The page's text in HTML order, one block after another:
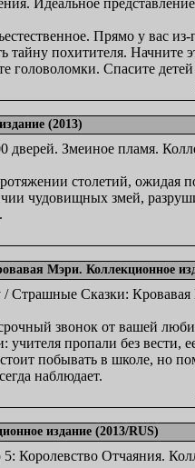
Прямо у вас
тайну похитителя. Начните
Спасите детей
(2013)
столетий, ожидая
чудовищных змей,
Мэри. Коллекционное
звонок от вашей
пропали без вести,
побывать в школе, но
наблюдает.
издание (2013/RUS)